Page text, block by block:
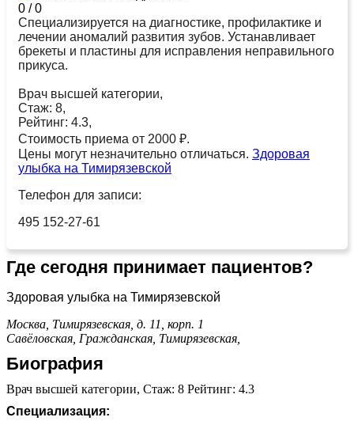
0 /0
Специализируется на диагностике, профилактике и
лечении аномалий развития зубов. Устанавливает
брекеты и пластины для исправления неправильного
прикуса.
Врач высшей категории,
Стаж: 8,
Рейтинг: 4.3,
Стоимость приема от 2000 ₽.
Цены могут незначительно отличаться. Здоровая
улыбка на Тимирязевской
Телефон для записи:
495 152-27-61
Где сегодня принимает пациентов?
Здоровая улыбка на Тимирязевской
Москва, Тимирязевская, д. 11, корп. 1
Савёловская, Гражданская, Тимирязевская,
Биография
Врач высшей категории, Стаж: 8 Рейтинг: 4.3
Специализация: